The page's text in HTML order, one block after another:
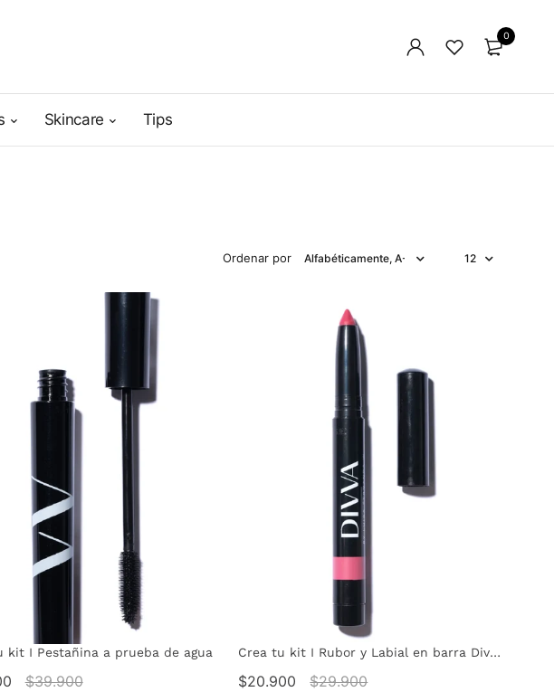
0
Skincare Tips
Ordenar por
kit I Pestañina a prueba de agua
$39.900
Crea tu kit I Rubor y Labial en barra Divina W
$20.900 $29.900